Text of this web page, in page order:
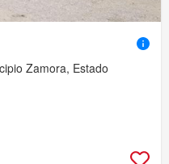
Zamora, Estado